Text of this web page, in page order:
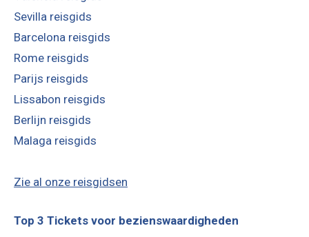
Sevilla reisgids
Barcelona reisgids
Rome reisgids
Parijs reisgids
Lissabon reisgids
Berlijn reisgids
Malaga reisgids
Zie al onze reisgidsen
Top 3 Tickets voor bezienswaardigheden